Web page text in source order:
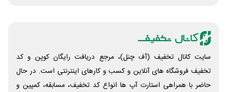
سایت کانال تخفیف (آف چنل)، مرجع دریافت رایگان کوپن و کد
تخفیف فروشگاه های آنلاین و کسب و‌ کارهای اینترنتی است. در حال
حاضر با همراهی استارت آپ ها انواع کد تخفیف، مسابقه، کمپین و